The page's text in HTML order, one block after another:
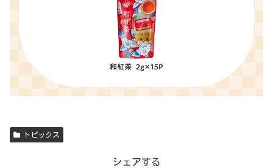
トピックス
シェアする